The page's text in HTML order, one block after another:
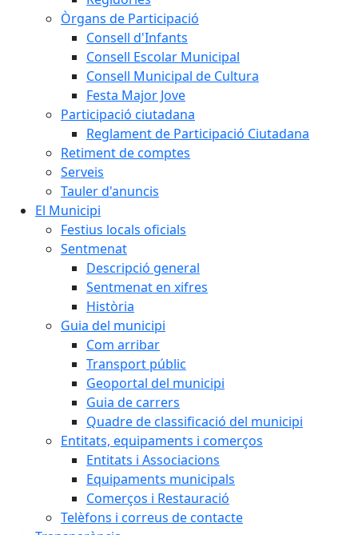
Òrgans de Participació
Consell d'Infants
Consell Escolar Municipal
Consell Municipal de Cultura
Festa Major Jove
Participació ciutadana
Reglament de Participació Ciutadana
Retiment de comptes
Serveis
Tauler d'anuncis
El Municipi
Festius locals oficials
Sentmenat
Descripció general
Sentmenat en xifres
Història
Guia del municipi
Com arribar
Transport públic
Geoportal del municipi
Guia de carrers
Quadre de classificació del municipi
Entitats, equipaments i comerços
Entitats i Associacions
Equipaments municipals
Comerços i Restauració
Telèfons i correus de contacte